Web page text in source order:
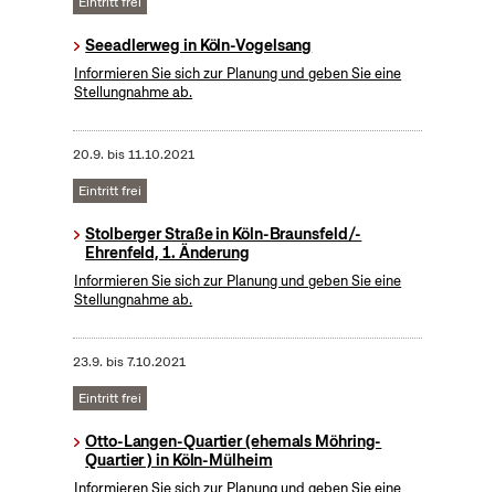
Seeadlerweg in Köln-Vogelsang
Informieren Sie sich zur Planung und geben Sie eine
Stellungnahme ab.
20.9. bis11.10.2021
Eintritt frei
Stolberger Straße in Köln-Braunsfeld/-
Ehrenfeld, 1. Änderung
Informieren Sie sich zur Planung und geben Sie eine
Stellungnahme ab.
23.9. bis7.10.2021
Eintritt frei
Otto-Langen-Quartier (ehemals Möhring-
Quartier ) in Köln-Mülheim